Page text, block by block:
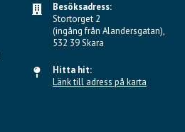
Besöksadress:
Stortorget 2
(ingång från Alandersgatan),
532 39 Skara
Hitta hit:
Länk till adress på karta